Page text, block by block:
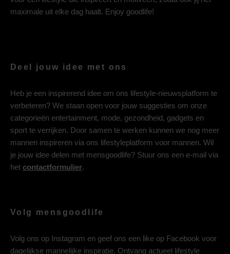
maximale uit elke dag haalt. Enjoy goodlife!
Deel jouw idee met ons
Heb je een inspirerend idee om ons lifestyle-nieuwsplatform te
verbeteren? We staan open voor jouw suggesties om onze
categorieën entertainment, mode, gezondheid, gadgets en
sport te verrijken. Door samen te werken kunnen we nog meer
mannen inspireren via ons lifestyleplatform voor mannen. Wil
je jouw idee delen met mensgoodlife? Stuur ons een e-mail via
het contactformulier.
Volg mensgoodlife
Volg ons op Instagram en geef ons een like op Facebook voor
dagelijkse mannelijke inspiratie. Ontvang actueel lifestyle